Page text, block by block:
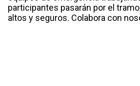
participantes pasarán por el
altos y seguros. Colabora con